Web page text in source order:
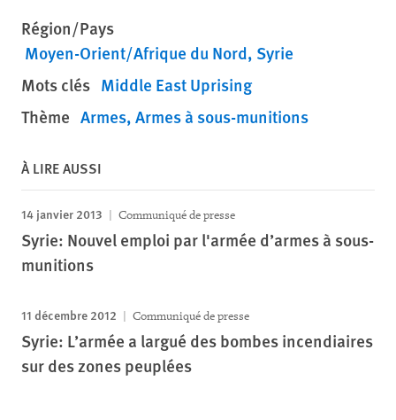
Région/Pays
Moyen-Orient/Afrique du Nord Syrie
Mots clés Middle East Uprising
Thème Armes Armes à sous-munitions
À LIRE AUSSI
14 janvier 2013 Communiqué de presse
Syrie: Nouvel emploi par l'armée d’armes à sous-
munitions
11 décembre 2012 Communiqué de presse
Syrie: L’armée a largué des bombes incendiaires
sur des zones peuplées